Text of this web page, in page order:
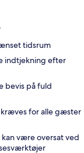
tidsrum
indtjekning efter
bevis på fuld
kræves for alle gæster
være oversat ved